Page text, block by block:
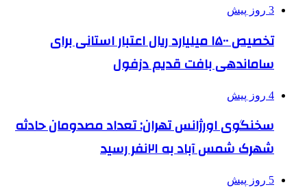
3 روز پیش
تخصیص ۱۵۰۰ میلیارد ریال اعتبار استانی برای
ساماندهی بافت قدیم دزفول
4 روز پیش
سخنگوی اورژانس تهران: تعداد مصدومان حادثه
شهرک شمس آباد به ۲۱نفر رسید
5 روز پیش